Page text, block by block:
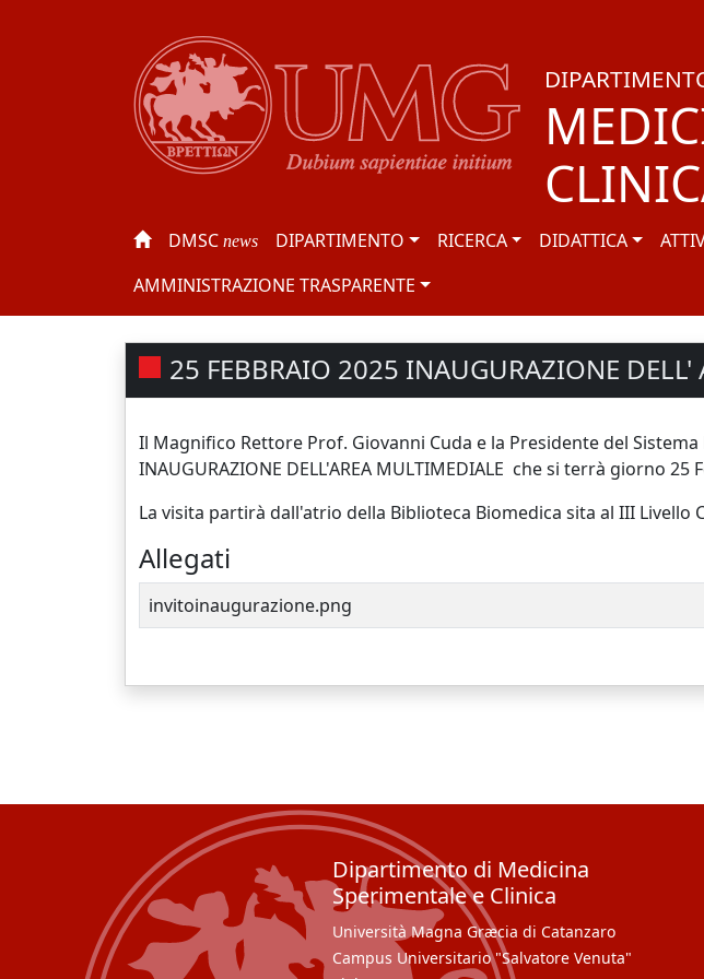
DMSC news DIPARTIMENTO RICERCA DIDATTICA
AMMINISTRAZIONE TRASPARENTE
25 FEBBRAIO 2025 INAUGURAZIONE DELL'
Il Magnifico Rettore Prof. Giovanni Cuda e la Presidente del
INAUGURAZIONE DELL'AREA MULTIMEDIALE che si terrà giorno 25
La visita partirà dall'atrio della Biblioteca Biomedica sita al III Livello
Allegati
invitoinaugurazione.png
Dipartimento di Medicina
Sperimentale e Clinica
Università Magna Græcia di Catanzaro
Campus Universitario "Salvatore Venuta"